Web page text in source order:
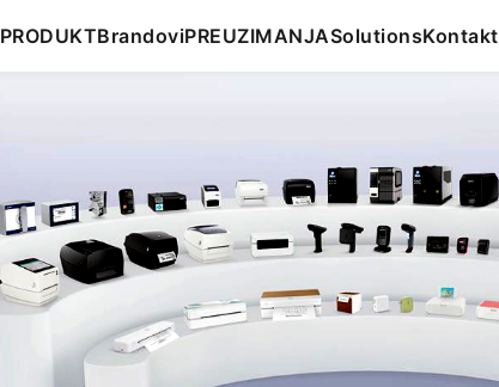
PRODUKTBrandoviPREUZIMANJASolutionsKontakt